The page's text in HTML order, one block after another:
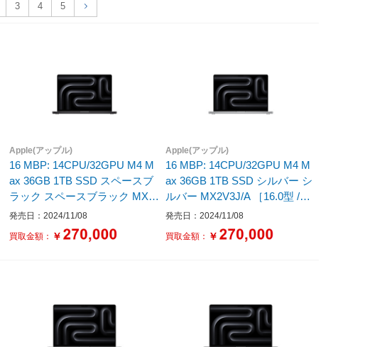
3 4 5
Apple(アップル)
16 MBP: 14CPU/32GPU M4 M
ax 36GB 1TB SSD スペースブ
ラック スペースブラック MX3
03J/A ［16.0型 /Mac OS /Apple
M4 /メモリ：36GB /SSD：1TB
/無し /日本語版キーボード /202
発売日：2024/11/08
買取金額： ￥
Apple(アップル)
16 MBP: 14CPU/32GPU M4 M
ax 36GB 1TB SSD シルバー シ
ルバー MX2V3J/A ［16.0型 /Ma
c OS /Apple M4 /メモリ：36GB
/SSD：1TB /無し /日本語版キ
ーボード /2024年10月モデル］
発売日：2024/11/08
買取金額： ￥